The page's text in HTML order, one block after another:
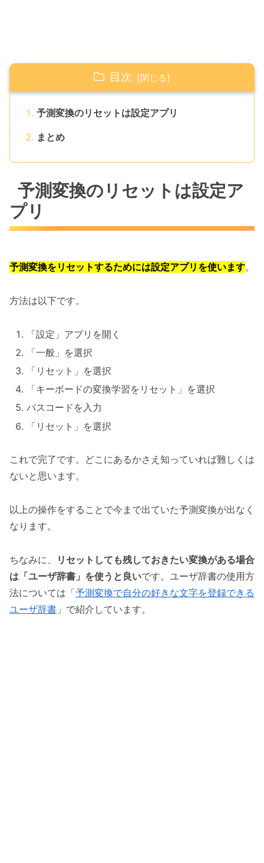
目次
予測変換のリセットは設定アプリ
まとめ
予測変換のリセットは設定ア
プリ
予測変換をリセットするためには設定アプリを使います。
方法は以下です。
「設定」アプリを開く
「一般」を選択
「リセット」を選択
「キーボードの変換学習をリセット」を選択
パスコードを入力
「リセット」を選択
これで完了です。どこにあるかさえ知っていれば難しくは
ないと思います。
以上の操作をすることで今まで出ていた予測変換が出なく
なります。
ちなみに、
リセットしても残しておきたい変換がある場合
は「ユーザ辞書」を使うと良いです。ユーザ辞書の使用方
法については「予測変換で自分の好きな文字を登録できる
ユーザ辞書 」で紹介しています。